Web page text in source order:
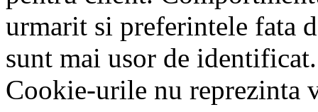
urmarit si preferintele fata
sunt mai usor de
Cookie-urile nu reprezinta